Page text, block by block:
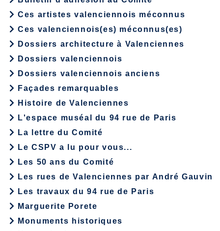
Ces artistes valenciennois méconnus
Ces valenciennois(es) méconnus(es)
Dossiers architecture à Valenciennes
Dossiers valenciennois
Dossiers valenciennois anciens
Façades remarquables
Histoire de Valenciennes
L'espace muséal du 94 rue de Paris
La lettre du Comité
Le CSPV a lu pour vous...
Les 50 ans du Comité
Les rues de Valenciennes par André Gauvin
Les travaux du 94 rue de Paris
Marguerite Porete
Monuments historiques